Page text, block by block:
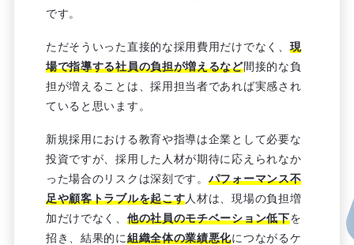
です。
ただそういった直接的な採用費用だけでなく、 現
場で指導する社員の負担が増えるなど間接的な負
担が増えることは、採用担当者であれば実感され
ていると思います。
新規採用における教育や指導は企業として必要な
投資ですが、採用した人材が期待に応えられなか
った場合のリスクは深刻です。 パフォーマンス不
足や顧客トラブルを起こす人材は、現場の負担増
加だけでなく、 他の社員のモチベーション低下を
招き、結果的に組織全体の業績悪化につながるケ